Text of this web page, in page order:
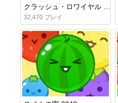
クラッシュ・ロワイヤル オンライン
32,470 プレイ